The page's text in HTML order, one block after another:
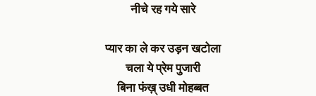
नीचे रह गये सारे
प्यार का ले कर उड़न खटोला
चला ये प्रेम पुजारी
बिना फंख़् उधी मोहब्बत